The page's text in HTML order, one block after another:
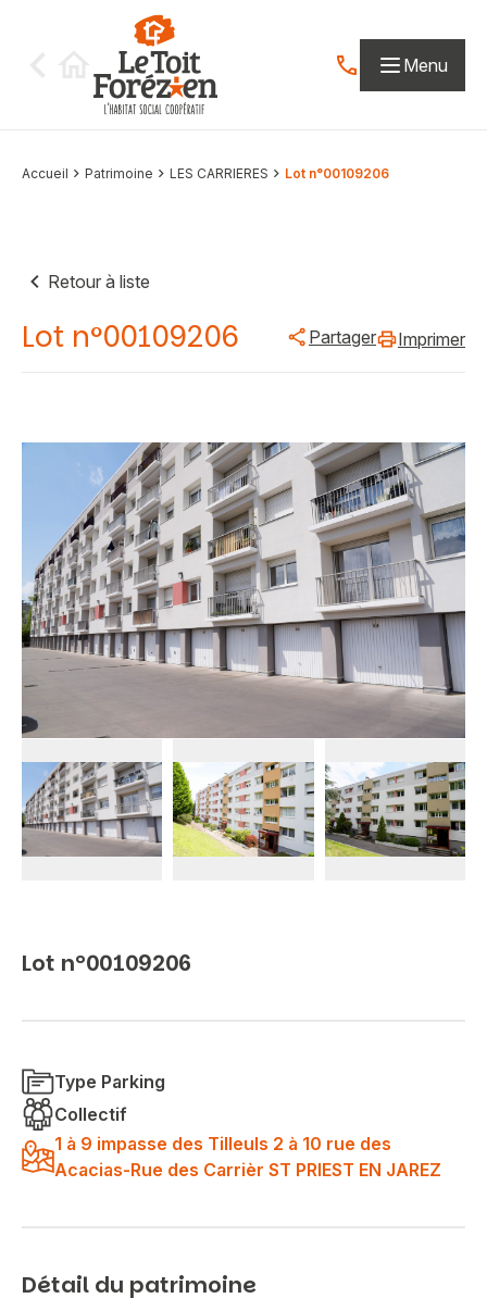
Contactez-nous
Menu
Accueil Patrimoine LES CARRIERES Lot n°00109206
Retour à liste
Lot n°00109206 Partager Imprimer
Lot n°00109206
Type Parking
Collectif
1 à 9 impasse des Tilleuls 2 à 10 rue des
Acacias-Rue des Carrièr ST PRIEST EN JAREZ
Détail du patrimoine